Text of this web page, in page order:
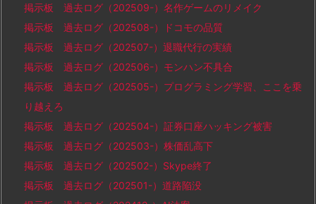
掲示板 過去ログ（202509-）名作ゲームのリメイク
掲示板 過去ログ（202508-）ドコモの品質
掲示板 過去ログ（202507-）退職代行の実績
掲示板 過去ログ（202506-）モンハン不具合
掲示板 過去ログ（202505-）プログラミング学習、ここを乗
り越えろ
掲示板 過去ログ（202504-）証券口座ハッキング被害
掲示板 過去ログ（202503-）株価乱高下
掲示板 過去ログ（202502-）Skype終了
掲示板 過去ログ（202501-）道路陥没